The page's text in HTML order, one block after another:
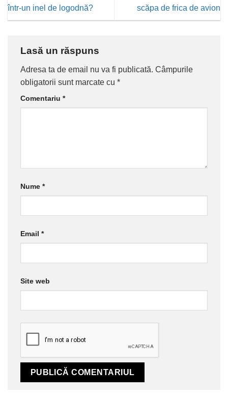
într-un inel de logodnă?
scăpa de frica de avion
Lasă un răspuns
Adresa ta de email nu va fi publicată. Câmpurile
obligatorii sunt marcate cu *
Comentariu *
Nume *
Email *
Site web